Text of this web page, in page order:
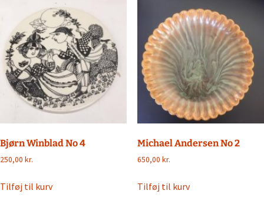
Bjørn Winblad No 4
250,00 kr.
Tilføj til kurv
Michael Andersen No 2
650,00 kr.
Tilføj til kurv